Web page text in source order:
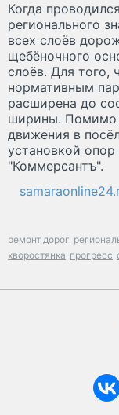
Когда
регионального
всех слоёв
щебёночного
слоёв. Для того,
нормативным
расширена до
ширины. Помимо
движения в
установкой
"Коммерсантъ".
ремонт дорог
хворостянка прогресс